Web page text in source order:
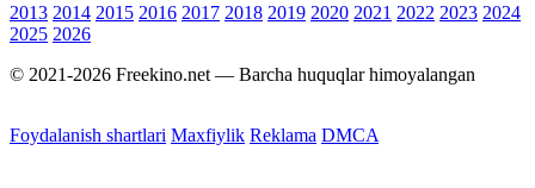
2013 2014 2015 2016 2017 2018 2019 2020 2021 2022 2023 2024
2025 2026
© 2021-2026 Freekino.net — Barcha huquqlar himoyalangan
Foydalanish shartlari Maxfiylik Reklama DMCA